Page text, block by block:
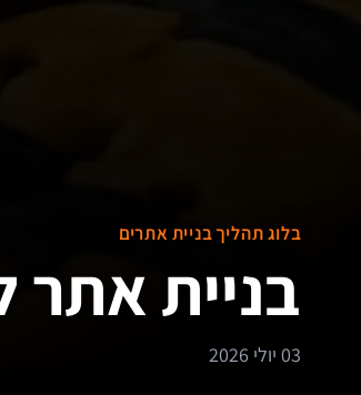
בלוג תהליך בניית אתרים
בניית
03 יולי 2026